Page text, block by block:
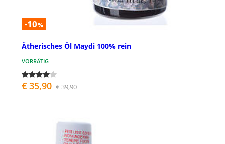
-10%
Ätherisches Öl Maydi 100% rein
VORRÄTIG
€ 35,90 € 39,90